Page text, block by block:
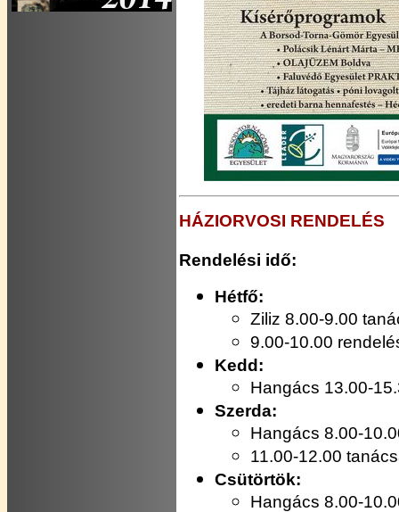
HÁZIORVOSI RENDELÉS
Rendelési idő:
Hétfő:
Ziliz 8.00-9.00
9.00-10.00
Kedd:
Hangács 13.00-
Szerda:
Hangács 8.00-
11.00-12.00
Csütörtök:
Hangács 8.00-